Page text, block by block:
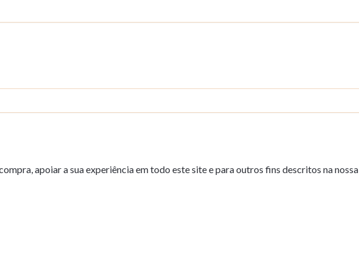
apoiar a sua experiência em todo este site e para outros fins descritos na nossa